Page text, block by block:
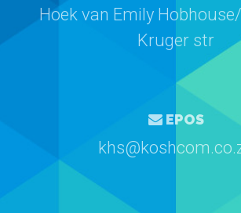
Hoek van Emily
Kruger str
EPOS